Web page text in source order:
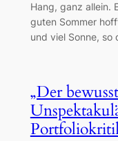
Hang, ganz allein.
guten Sommer
und viel Sonne,
„Der